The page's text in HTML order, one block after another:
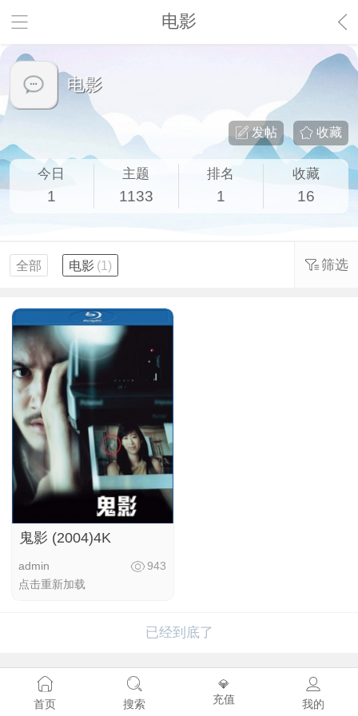
电影
电影
收藏
发帖
今日
1
主题
1133
排名
1
收藏
16
全部 电影 (1) 筛选
鬼影 (2004)4K
admin
点击重新加载
943
已经到底了
首页 搜索
💎
充值
我的